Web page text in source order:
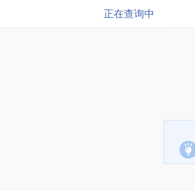
正在查询中